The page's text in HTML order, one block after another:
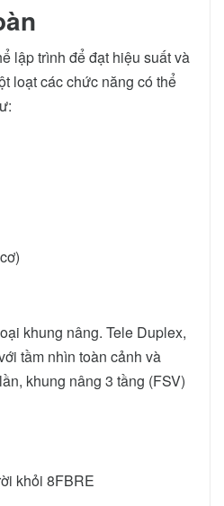
lập trình để đạt hiệu suất và
loạt các chức năng có thể
khung nâng. Tele Duplex,
tầm nhìn toàn cảnh và
khung nâng 3 tầng (FSV)
khỏi 8FBRE